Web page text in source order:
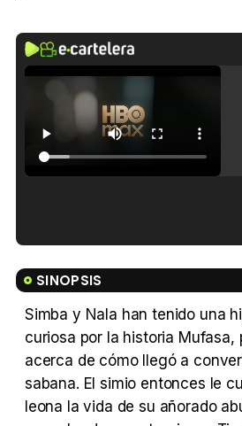
SINOPSIS
Simba y Nala han tenido una
curiosa por la historia Mufasa,
acerca de cómo llegó a
sabana. El simio entonces le
leona la vida de su añorado